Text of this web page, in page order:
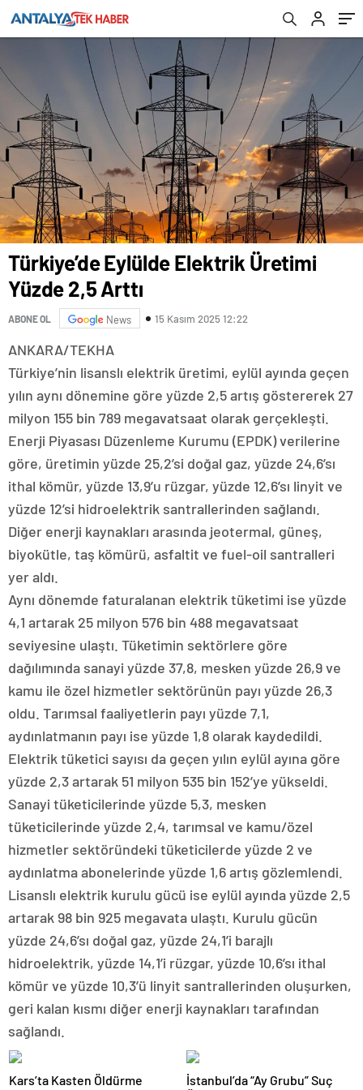
Türkiye’de Eylülde Elektrik Üretimi
Yüzde 2,5 Arttı
ABONE OL News 15 Kasım 2025 12:22
ANKARA/TEKHA
Türkiye’nin lisanslı elektrik üretimi, eylül ayında geçen
yılın aynı dönemine göre yüzde 2,5 artış göstererek 27
milyon 155 bin 789 megavatsaat olarak gerçekleşti.
Enerji Piyasası Düzenleme Kurumu (EPDK) verilerine
göre, üretimin yüzde 25,2’si doğal gaz, yüzde 24,6’sı
ithal kömür, yüzde 13,9’u rüzgar, yüzde 12,6’sı linyit ve
yüzde 12’si hidroelektrik santrallerinden sağlandı.
Diğer enerji kaynakları arasında jeotermal, güneş,
biyokütle, taş kömürü, asfaltit ve fuel-oil santralleri
yer aldı.
Aynı dönemde faturalanan elektrik tüketimi ise yüzde
4,1 artarak 25 milyon 576 bin 488 megavatsaat
seviyesine ulaştı. Tüketimin sektörlere göre
dağılımında sanayi yüzde 37,8, mesken yüzde 26,9 ve
kamu ile özel hizmetler sektörünün payı yüzde 26,3
oldu. Tarımsal faaliyetlerin payı yüzde 7,1,
aydınlatmanın payı ise yüzde 1,8 olarak kaydedildi.
Elektrik tüketici sayısı da geçen yılın eylül ayına göre
yüzde 2,3 artarak 51 milyon 535 bin 152’ye yükseldi.
Sanayi tüketicilerinde yüzde 5,3, mesken
tüketicilerinde yüzde 2,4, tarımsal ve kamu/özel
hizmetler sektöründeki tüketicilerde yüzde 2 ve
aydınlatma abonelerinde yüzde 1,6 artış gözlemlendi.
Lisanslı elektrik kurulu gücü ise eylül ayında yüzde 2,5
artarak 98 bin 925 megavata ulaştı. Kurulu gücün
yüzde 24,6’sı doğal gaz, yüzde 24,1’i barajlı
hidroelektrik, yüzde 14,1’i rüzgar, yüzde 10,6’sı ithal
kömür ve yüzde 10,3’ü linyit santrallerinden oluşurken,
geri kalan kısmı diğer enerji kaynakları tarafından
sağlandı.
Kars’ta Kasten Öldürme
İstanbul’da “Ay Grubu” Suç